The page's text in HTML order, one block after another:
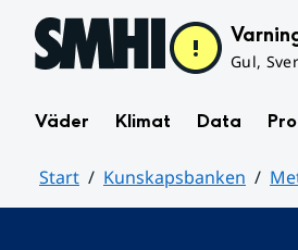
Hoppa till sidans innehåll
Gul,
Väder Klimat Data
Start Kunskapsbanken